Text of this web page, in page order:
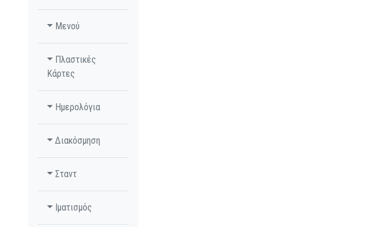
Μενού
Πλαστικές
Κάρτες
Ημερολόγια
Διακόσμηση
Σταντ
Ιματισμός